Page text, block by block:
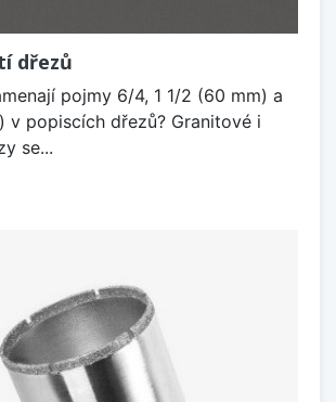
dřezů
pojmy 6/4, 1 1/2 (60 mm) a
v popiscích dřezů? Granitové i
se...